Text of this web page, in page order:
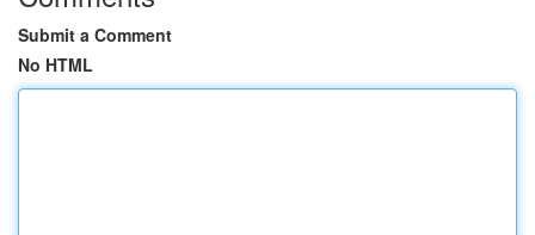
Submit a Comment
No HTML